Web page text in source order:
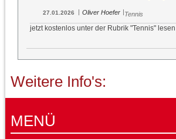
27.01.2026 | Oliver Hoefer |Tennis
jetzt kostenlos unter der Rubrik "Tennis" lesen
Weitere Info's:
MENÜ